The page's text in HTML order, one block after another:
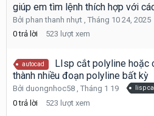
giúp em tìm lệnh thích hợp với
Bởi phan thanh nhựt , Tháng 10 24, 2025
0 trả lời 523 lượt xem
autocad
LIsp cắt polyline hoặc
thành nhiều đoạn polyline bất kỳ
Bởi duongnhoc58 , Tháng 1 19 lisp
0 trả lời 523 lượt xem